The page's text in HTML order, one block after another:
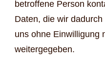
betroffene Person
Daten, die wir
uns ohne Einwilligung
weitergegeben.